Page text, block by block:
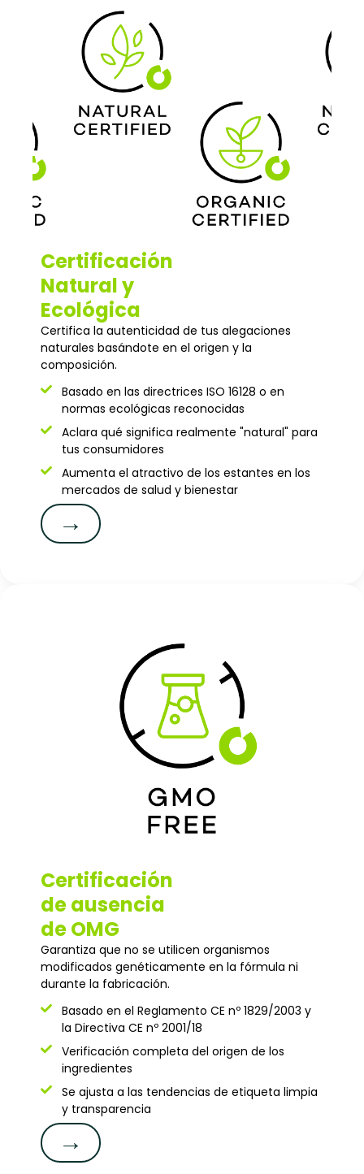
Certificación
Natural y
Ecológica
Certifica la autenticidad de tus alegaciones
naturales basándote en el origen y la
composición.
Basado en las directrices ISO 16128 o en
normas ecológicas reconocidas
Aclara qué significa realmente "natural" para
tus consumidores
Aumenta el atractivo de los estantes en los
mercados de salud y bienestar
→
Certificación
de ausencia
de OMG
Garantiza que no se utilicen organismos
modificados genéticamente en la fórmula ni
durante la fabricación.
Basado en el Reglamento CE nº 1829/2003 y
la Directiva CE nº 2001/18
Verificación completa del origen de los
ingredientes
Se ajusta a las tendencias de etiqueta limpia
y transparencia
→